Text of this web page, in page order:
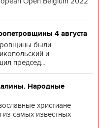
4 августа
были
и
председ...
Народные
христиане
из самых известных